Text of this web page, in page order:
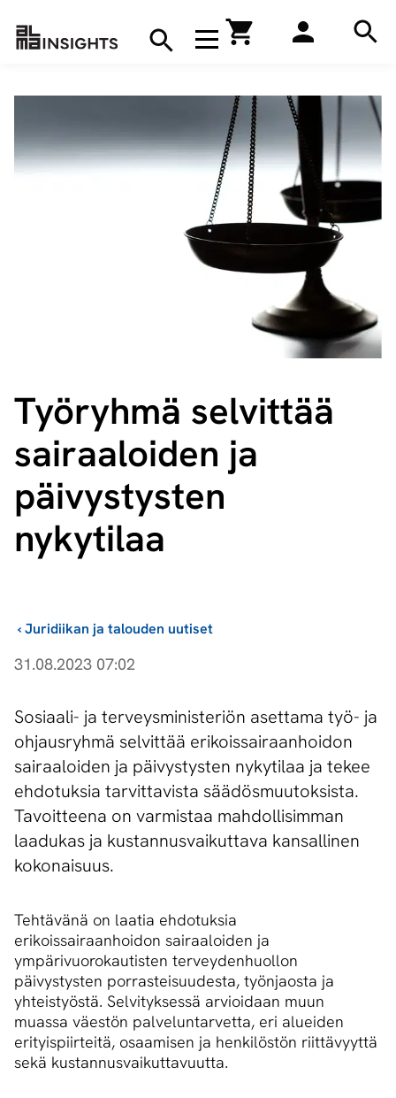
Avaa navigaatio
Hae
Työryhmä selvittää
sairaaloiden ja
päivystysten
nykytilaa
Juridiikan ja talouden uutiset
›
31.08.2023 07:02
Sosiaali- ja terveysministeriön asettama työ- ja
ohjausryhmä selvittää erikoissairaanhoidon
sairaaloiden ja päivystysten nykytilaa ja tekee
ehdotuksia tarvittavista säädösmuutoksista.
Tavoitteena on varmistaa mahdollisimman
laadukas ja kustannusvaikuttava kansallinen
kokonaisuus.
Tehtävänä on laatia ehdotuksia
erikoissairaanhoidon sairaaloiden ja
ympärivuorokautisten terveydenhuollon
päivystysten porrasteisuudesta, työnjaosta ja
yhteistyöstä. Selvityksessä arvioidaan muun
muassa väestön palveluntarvetta, eri alueiden
erityispiirteitä, osaamisen ja henkilöstön riittävyyttä
sekä kustannusvaikuttavuutta.